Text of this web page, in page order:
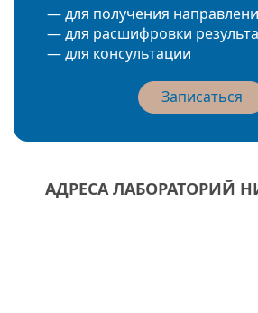
— для получения
— для расшифровки
— для консультации
Записаться
АДРЕСА ЛАБОРАТОРИЙ